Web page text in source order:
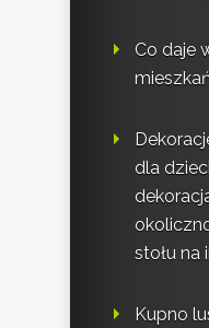
Co daje
dla
stołu na
Kupno